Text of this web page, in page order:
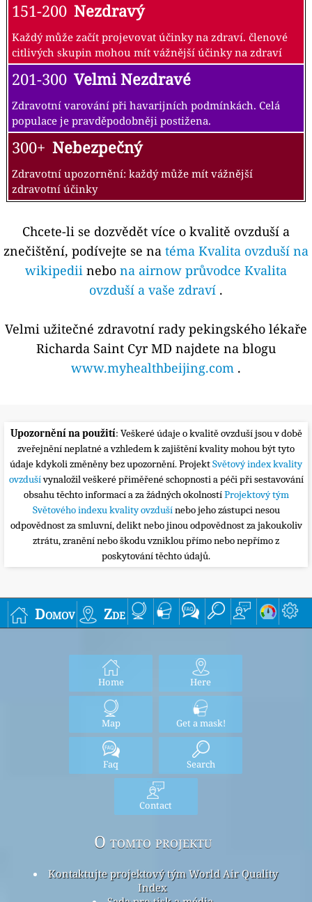
151-200 Nezdravý
Každý může začít projevovat účinky na zdraví. členové
citlivých skupin mohou mít vážnější účinky na zdraví
201-300 Velmi Nezdravé
Zdravotní varování při havarijních podmínkách. Celá
populace je pravděpodobněji postižena.
300+ Nebezpečný
Zdravotní upozornění: každý může mít vážnější
zdravotní účinky
Chcete-li se dozvědět více o kvalitě ovzduší a
znečištění, podívejte se na téma Kvalita ovzduší na
wikipedii nebo na airnow průvodce Kvalita
ovzduší a vaše zdraví .
Velmi užitečné zdravotní rady pekingského lékaře
Richarda Saint Cyr MD najdete na blogu
www.myhealthbeijing.com .
Upozornění na použití: Veškeré údaje o kvalitě ovzduší jsou v době
zveřejnění neplatné a vzhledem k zajištění kvality mohou být tyto
údaje kdykoli změněny bez upozornění. ProjektSvětový index kvality
ovzdušívynaložil veškeré přiměřené schopnosti a péči při sestavování
obsahu těchto informací a za žádných okolnostíProjektový tým
Světového indexu kvality ovzdušínebo jeho zástupci nesou
odpovědnost za smluvní, delikt nebo jinou odpovědnost za jakoukoliv
ztrátu, zranění nebo škodu vzniklou přímo nebo nepřímo z
poskytování těchto údajů.
Domov Zde
Home Here
Map Get a mask!
Faq Search
Contact
O tomto projektu
Kontaktujte projektový tým World Air Quality
Index